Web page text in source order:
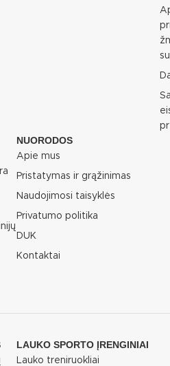
NUORODOS
Apie mus
Pristatymas ir grąžinimas
Naudojimosi taisyklės
Privatumo politika
DUK
Kontaktai
LAUKO SPORTO ĮRENGINIAI
Lauko treniruokliai